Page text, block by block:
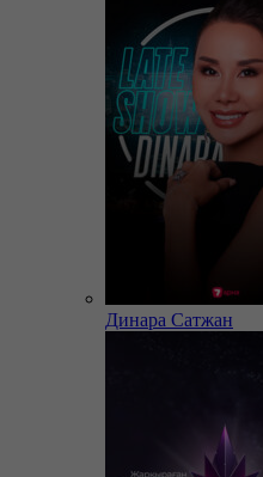
Динара Сатжан